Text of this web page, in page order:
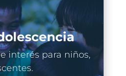
interés para niños,